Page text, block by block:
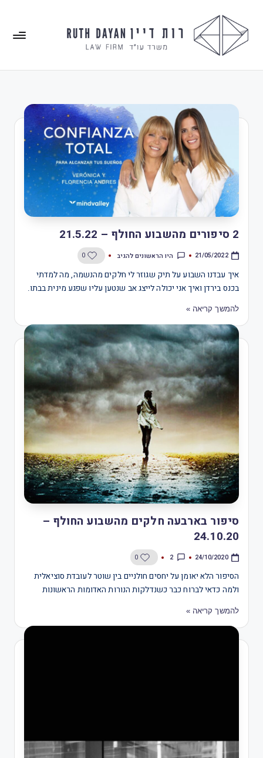
2 סיפורים מהשבוע החולף – 21.5.22
21/05/2022 היו הראשונים להגיב 0
איך עבדנו השבוע על תיק שגוזר לי חלקים מהנשמה, מה למדתי
בכנס בירדן ואיך אני יכולה לייצג אב שנטען עליו שפגע מינית בבתו.
להמשך קריאה »
סיפור בארבעה חלקים מהשבוע החולף –
24.10.20
24/10/2020
2
0
הסיפור הלא יאומן על יחסים חולניים בין שוטר לעובדת סוציאלית
ולמה כדאי לברוח כבר כשנדלקות הנורות האדומות הראשונות
להמשך קריאה »